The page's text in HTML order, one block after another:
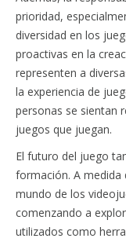
prioridad,
diversidad en los
proactivas en la
representen a
la experiencia de
personas se sientan
juegos que juegan.
El futuro del juego
formación. A medida
mundo de los
comenzando a
utilizados como